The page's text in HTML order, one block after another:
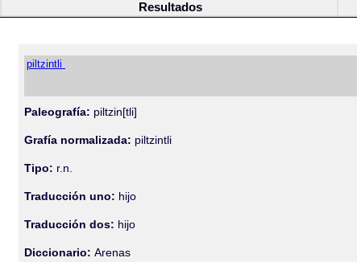
Resultados
piltzintli
Paleografía: piltzin[tli]
Grafía normalizada: piltzintli
Tipo: r.n.
Traducción uno: hijo
Traducción dos: hijo
Diccionario:Arenas